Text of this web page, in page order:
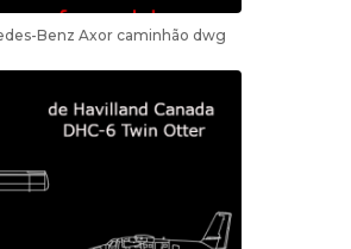
Benz Axor caminhão dwg